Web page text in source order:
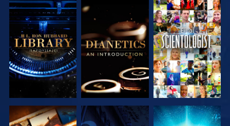
ΕΞΕΡΕΥΝΗΣΤΕ
ΤΗ ΣΕΙΡΑ
ΕΞΕΡΕΥΝΗΣΤΕ
ΤΗ ΣΕΙΡΑ
ΠΑΡΑΚΟΛΟΥΘΗΣΤΕ